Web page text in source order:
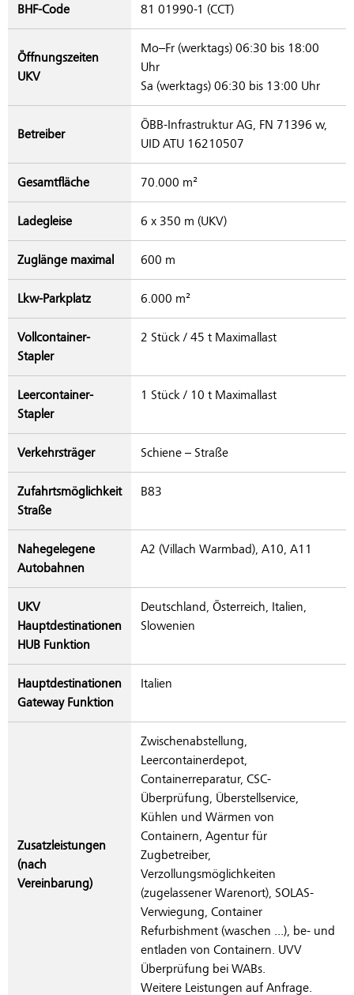
BHF-Code 81 01990-1 (CCT)
Öffnungszeiten
UKV
Mo–Fr (werktags) 06:30 bis 18:00
Uhr
Sa (werktags) 06:30 bis 13:00 Uhr
Betreiber
ÖBB-Infrastruktur AG, FN 71396 w,
UID ATU 16210507
Gesamtfläche 70.000 m²
Ladegleise 6 x 350 m (UKV)
Zuglänge maximal 600 m
Lkw-Parkplatz 6.000 m²
Vollcontainer-
Stapler
2 Stück / 45 t Maximallast
Leercontainer-
Stapler
1 Stück / 10 t Maximallast
Verkehrsträger Schiene – Straße
Zufahrtsmöglichkeit
Straße
B83
Nahegelegene
Autobahnen
A2 (Villach Warmbad), A10, A11
UKV
Hauptdestinationen
HUB Funktion
Deutschland, Österreich, Italien,
Slowenien
Hauptdestinationen
Gateway Funktion
Italien
Zusatzleistungen
(nach
Vereinbarung)
Zwischenabstellung,
Leercontainerdepot,
Containerreparatur, CSC-
Überprüfung, Überstellservice,
Kühlen und Wärmen von
Containern, Agentur für
Zugbetreiber,
Verzollungsmöglichkeiten
(zugelassener Warenort), SOLAS-
Verwiegung, Container
Refurbishment (waschen ...), be- und
entladen von Containern. UVV
Überprüfung bei WABs.
Weitere Leistungen auf Anfrage.